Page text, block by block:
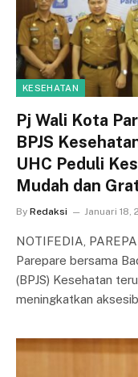
KESEHATAN
Pj Wali Kota
BPJS
UHC Peduli
Mudah dan
By Redaksi Januari 18,
NOTIFEDIA,
Parepare bersama
(BPJS) Kesehatan
meningkatkan